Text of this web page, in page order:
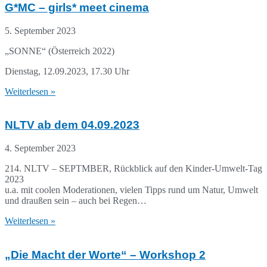
G*MC – girls* meet cinema
5. September 2023
„SONNE“ (Österreich 2022)
Dienstag, 12.09.2023, 17.30 Uhr
Weiterlesen »
NLTV ab dem 04.09.2023
4. September 2023
214. NLTV – SEPTMBER, Rückblick auf den Kinder-Umwelt-Tag
2023
u.a. mit coolen Moderationen, vielen Tipps rund um Natur, Umwelt
und draußen sein – auch bei Regen…
Weiterlesen »
„Die Macht der Worte“ – Workshop 2